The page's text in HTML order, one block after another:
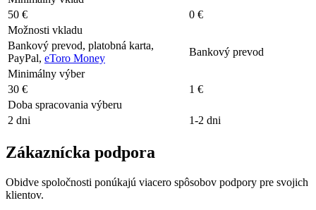
50 €
0 €
Možnosti vkladu
Bankový prevod, platobná karta,
PayPal, eToro Money
Bankový prevod
Minimálny výber
30 €
1 €
Doba spracovania výberu
2 dni
1-2 dni
Zákaznícka podpora
Obidve spoločnosti ponúkajú viacero spôsobov podpory pre svojich
klientov.